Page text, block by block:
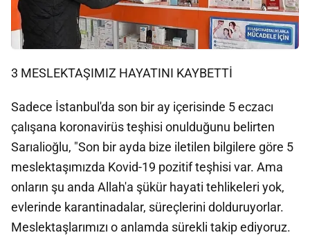
3 MESLEKTAŞIMIZ HAYATINI KAYBETTİ
Sadece İstanbul'da son bir ay içerisinde 5 eczacı
çalışana koronavirüs teşhisi onulduğunu belirten
Sarıalioğlu, "Son bir ayda bize iletilen bilgilere göre 5
meslektaşımızda Kovid-19 pozitif teşhisi var. Ama
onların şu anda Allah'a şükür hayati tehlikeleri yok,
evlerinde karantinadalar, süreçlerini dolduruyorlar.
Meslektaşlarımızı o anlamda sürekli takip ediyoruz.